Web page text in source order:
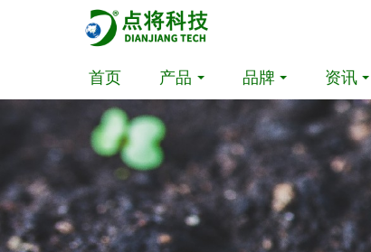
首页 产品 品牌 资讯